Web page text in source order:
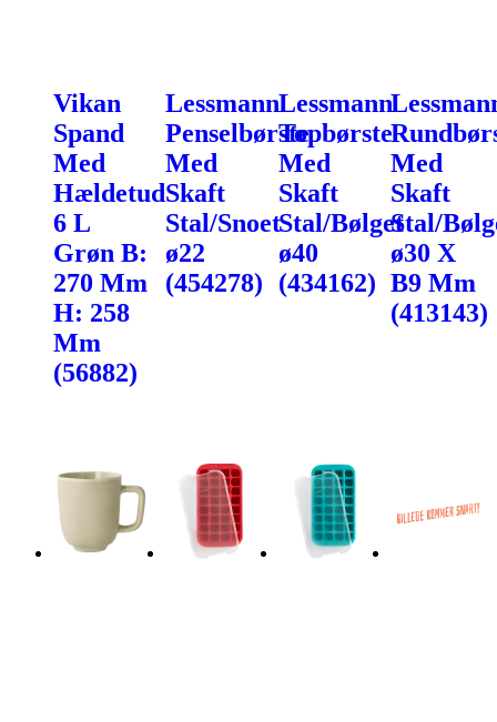
Vikan
Spand
Med
Hældetud
6 L
Grøn B:
270 Mm
H: 258
Mm
(56882)
Lessmann
Penselbørste
Med
Skaft
Stal/Snoet
ø22
(454278)
Lessmann
Topbørste
Med
Skaft
Stal/Bølget
ø40
(434162)
Med
Skaft
Stal/
ø30 X
B9 Mm
(413143)